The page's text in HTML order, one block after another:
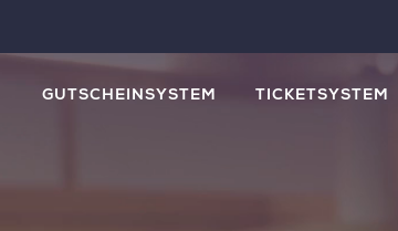
GUTSCHEINSYSTEM TICKETSYSTEM